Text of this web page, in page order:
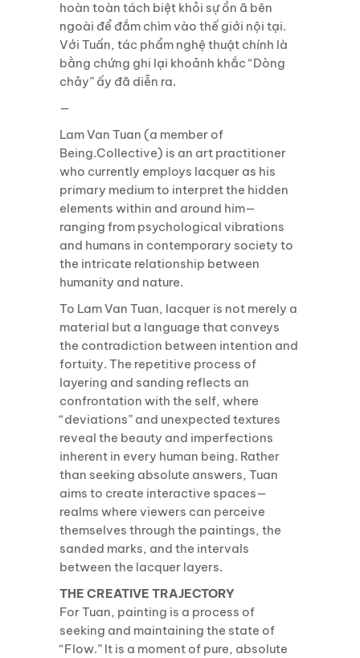
hoàn toàn tách biệt khỏi sự ồn ã bên
ngoài để đắm chìmvào thế giới nội tại.
Với Tuấn, tác phẩm nghệ thuật chính là
bằng chứng ghi lại khoảnh khắc“Dòng
chảy” ấy đã diễn ra.
—
Lam Van Tuan (a member of
Being.Collective) is an art practitioner
who currently employs lacquer as his
primary medium to interpret the hidden
elements within and around him—
ranging from psychological vibrations
and humans in contemporary society to
the intricate relationship between
humanity and nature.
To Lam Van Tuan, lacquer is not merely a
material but a language that conveys
the contradiction between intention and
fortuity. The repetitive process of
layering and sanding reflects an
confrontation with the self, where
“deviations” and unexpected textures
reveal the beauty and imperfections
inherent in every human being. Rather
than seeking absolute answers, Tuan
aims to create interactive spaces—
realms where viewers can perceive
themselves through the paintings, the
sanded marks, and the intervals
between the lacquer layers.
THE CREATIVE TRAJECTORY
For Tuan, painting is a process of
seeking and maintaining the state of
“Flow.” It is a moment of pure, absolute